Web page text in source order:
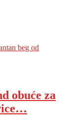
beg od
obuće za